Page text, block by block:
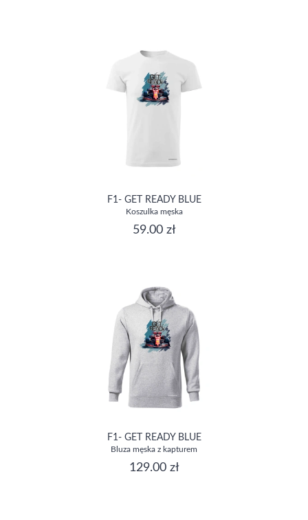
F1- GET READY BLUE
Koszulka męska
59.00 zł
F1- GET READY BLUE
Bluza męska z kapturem
129.00 zł